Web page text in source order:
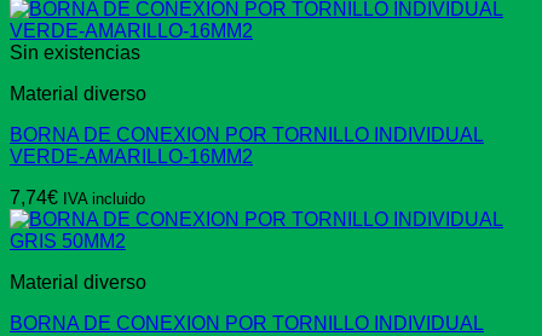
Sin existencias
Material diverso
BORNA DE CONEXION POR TORNILLO INDIVIDUAL
VERDE-AMARILLO-16MM2
7,74€ IVA incluido
Material diverso
BORNA DE CONEXION POR TORNILLO INDIVIDUAL